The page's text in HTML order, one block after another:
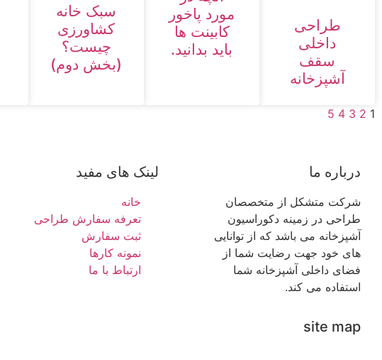
طراحی
داخلی
سقف
آشپزخانه
مورد پاخور
کابینت ها
باید بدانید.
سبک خانه
کشاورزی
چیست؟
(بخش دوم)
1
2
3
4
5
درباره ما
شرکت متشکل از متخصصان
طراحی در زمینه دکوراسیون
آشپزخانه می باشد که از توانایی
های خود جهت رضایت شما از
فضای داخلی آشپزخانه شما
استفاده می کند.
site map
لینک های مفید
خانه
تعرفه سفارش طراحی
ثبت سفارش
نمونه کارها
ارتباط با ما